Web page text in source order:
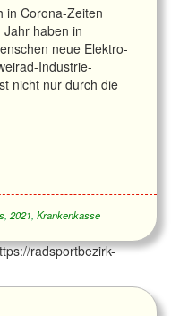
in Corona-Zeiten
haben in
neue Elektro-
Industrie-
nicht nur durch die
, 2021, Krankenkasse
radsportbezirk-